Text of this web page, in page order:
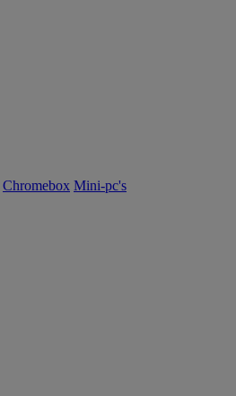
Chromebox Mini-pc's